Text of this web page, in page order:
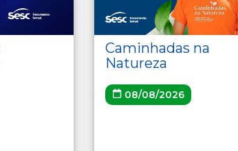
Caminhadas na
Natureza
08/08/2026